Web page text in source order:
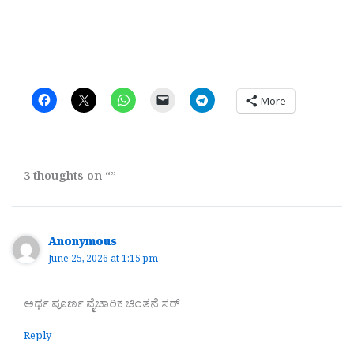
More
3 thoughts on “”
Anonymous
June 25, 2026 at 1:15 pm
ಅರ್ಥ ಪೂರ್ಣ ವೈಚಾರಿಕ ಚಿಂತನೆ ಸರ್
Reply